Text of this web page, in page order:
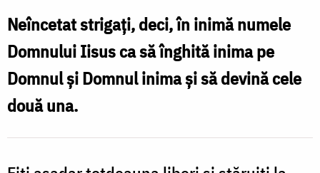
către
Domnul
/
Foto:
doxologia.ro
Neîncetat strigați, deci, în inimă numele
Domnului Iisus ca să înghită inima pe
Domnul și Domnul inima și să devină cele
două una.